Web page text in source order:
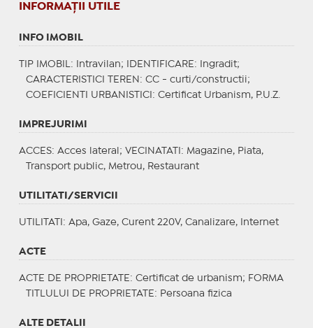
INFORMAŢII UTILE
INFO IMOBIL
TIP IMOBIL : Intravilan; IDENTIFICARE : Ingradit;
CARACTERISTICI TEREN : CC - curti/constructii;
COEFICIENTI URBANISTICI : Certificat Urbanism, P.U.Z.
IMPREJURIMI
ACCES: Acces lateral; VECINATATI : Magazine, Piata,
Transport public, Metrou, Restaurant
UTILITATI/SERVICII
UTILITATI : Apa, Gaze, Curent 220V, Canalizare, Internet
ACTE
ACTE DE PROPRIETATE : Certificat de urbanism; FORMA
TITLULUI DE PROPRIETATE : Persoana fizica
ALTE DETALII